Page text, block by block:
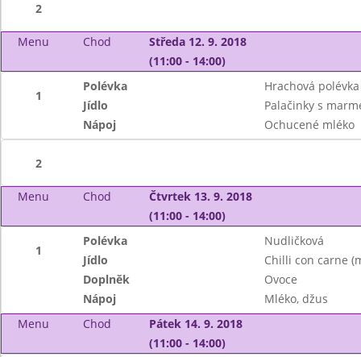
2
Menu Chod
Středa 12. 9. 2018
(11:00 - 14:00)
1
Polévka
Hrachová polévka
Jídlo
Palačinky s
Nápoj
Ochucené mléko
2
Menu Chod
Čtvrtek 13. 9. 2018
(11:00 - 14:00)
1
Polévka
Nudličková
Jídlo
Chilli con carne
Doplněk
Ovoce
Nápoj
Mléko, džus
Menu
Chod
Pátek 14. 9. 2018
(11:00 - 14:00)